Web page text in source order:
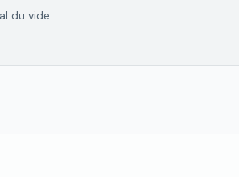
du vide